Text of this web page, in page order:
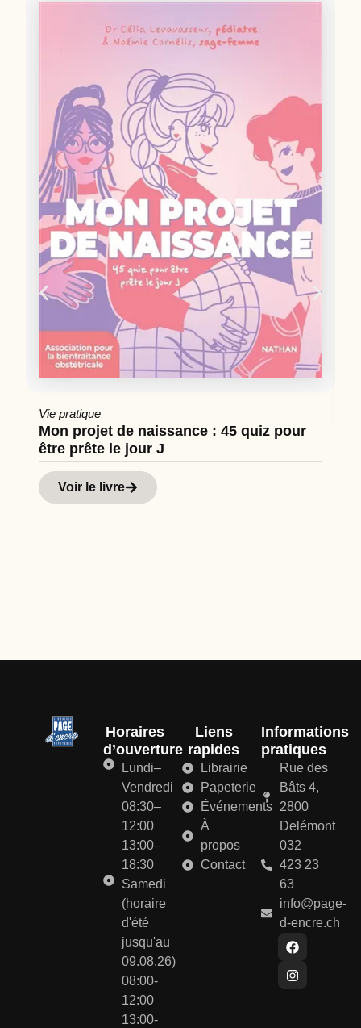
Vie pratique
Mon projet de naissance : 45 quiz pour
être prête le jour J
Voir le livre
Horaires
d’ouverture
Lundi–
Vendredi
08:30–
12:00
13:00–
18:30
Samedi
(horaire
d'été
jusqu'au
09.08.26)
08:00-
12:00
13:00-
Liens
rapides
Librairie
Papeterie
Événements
À
propos
Contact
Informations
pratiques
Rue des
Bâts 4,
2800
Delémont
032
423 23
63
info@page-
d-encre.ch